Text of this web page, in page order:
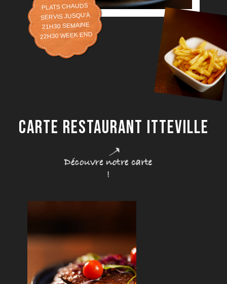
CARTE RESTAURANT ITTEVILLE
PLATS CHAUDS
SERVIS JUSQU'À
21H30 SEMAINE
22H30 WEEK END
Découvre notre carte
!